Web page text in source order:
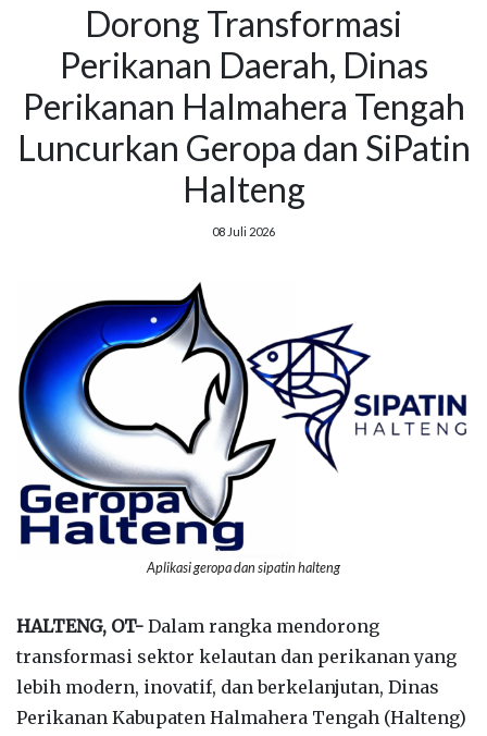
Dorong Transformasi
Perikanan Daerah, Dinas
Perikanan Halmahera Tengah
Luncurkan Geropa dan SiPatin
Halteng
08 Juli 2026
Aplikasi geropa dan sipatin halteng
HALTENG, OT- Dalam rangka mendorong
transformasi sektor kelautan dan perikanan yang
lebih modern, inovatif, dan berkelanjutan, Dinas
Perikanan Kabupaten Halmahera Tengah (Halteng)